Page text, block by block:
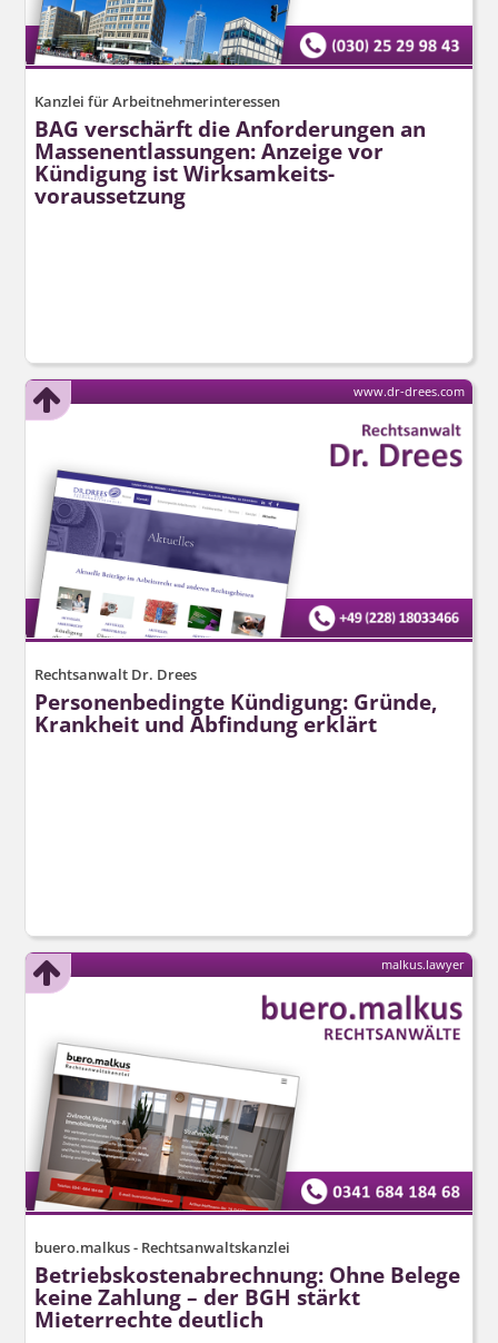
Kanzlei für Arbeitnehmerinteressen
BAG verschärft die Anforderungen an
Massenentlassungen: Anzeige vor
Kündigung ist Wirksamkeits­
voraussetzung
Rechtsanwalt Dr. Drees
Personenbedingte Kündigung: Gründe,
Krankheit und Abfindung erklärt
www.dr-drees.com
buero.malkus - Rechtsanwaltskanzlei
Betriebskos­tenabrechnung: Ohne Belege
keine Zahlung – der BGH stärkt
Mieterrechte deutlich
malkus.lawyer